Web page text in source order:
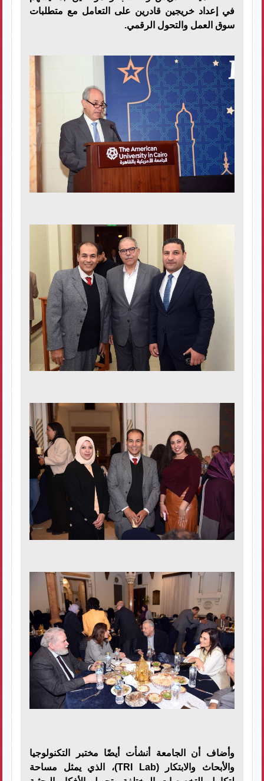
في إعداد خريجين قادرين على التعامل مع متطلبات
سوق العمل والتحول الرقمي.
وأضاف أن الجامعة أنشأت أيضًا مختبر التكنولوجيا
والأبحاث والابتكار (TRI Lab)، الذي يمثل مساحة